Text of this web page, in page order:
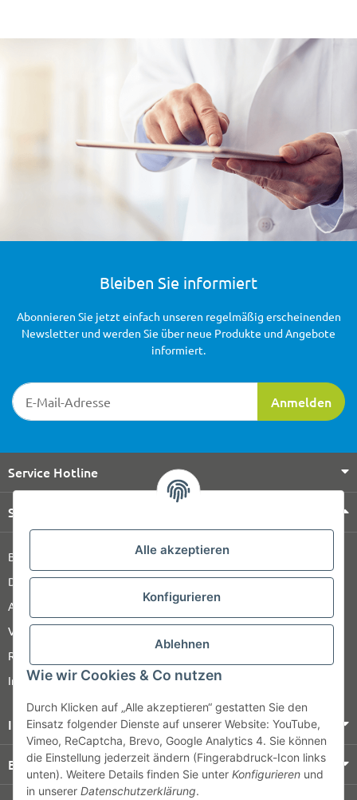
Alle akzeptieren
Konfigurieren
Ablehnen
Wie wir Cookies & Co nutzen
Durch Klicken auf „Alle akzeptieren“ gestatten Sie den
Einsatz folgender Dienste auf unserer Website: YouTube,
Vimeo, ReCaptcha, Brevo, Google Analytics 4. Sie können
die Einstellung jederzeit ändern (Fingerabdruck-Icon links
unten). Weitere Details finden Sie unter Konfigurieren und
in unserer Datenschutzerklärung.
Bleiben Sie informiert
Newsletter-Registrierung
Anmelden
Abonnieren Sie jetzt einfach unseren regelmäßig erscheinenden
Newsletter und werden Sie über neue Produkte und Angebote
informiert.
Service Hotline
Shop Service
Barrierefreiheitserklärung
Datenschutz
AGB
Versandinformationen
Retour
Impressum
Informationen
Bezahlung & Versand